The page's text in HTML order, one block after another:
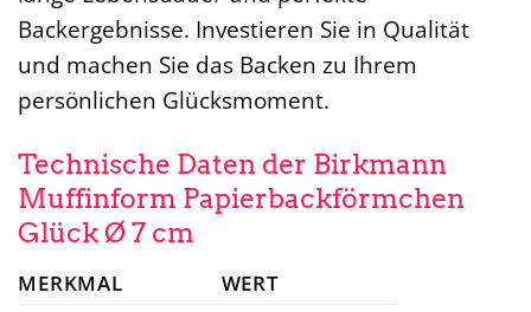
Backergebnisse. Investieren Sie in Qualität
und machen Sie das Backen zu Ihrem
persönlichen Glücksmoment.
Technische Daten der Birkmann
Muffinform Papierbackförmchen
Glück Ø 7 cm
MERKMAL
WERT